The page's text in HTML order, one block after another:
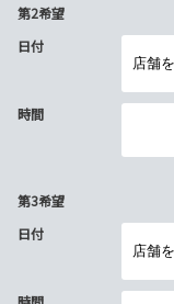
第2希望
日付
時間
第3希望
日付